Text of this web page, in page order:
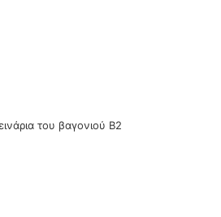
του βαγονιού Β2